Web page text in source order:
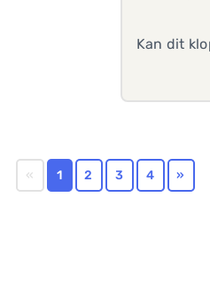
Kan dit
« 1 2 3 4 »